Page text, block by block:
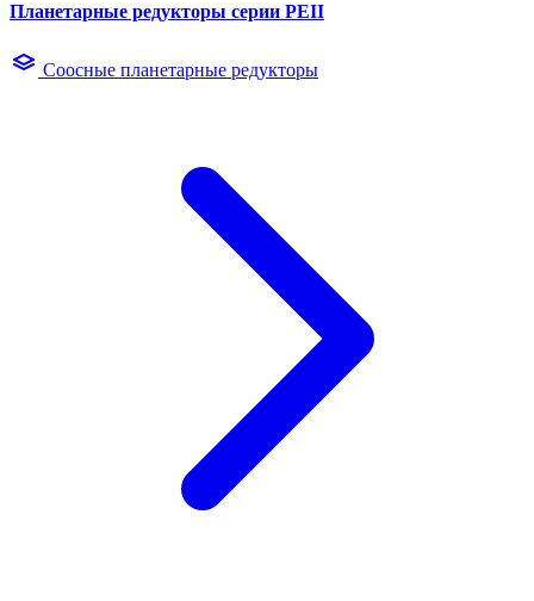
Планетарные редукторы серии PEII
Соосные планетарные редукторы